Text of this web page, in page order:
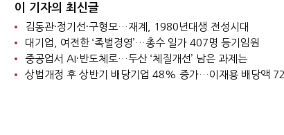
이 기자의 최신글
김동관·정기선·구형모…재계, 1980년대생 전성시대
대기업, 여전한 ‘족벌경영’…총수 일가 407명 등기임원
중공업서 AI·반도체로…두산 ‘체질개선’ 남은 과제는